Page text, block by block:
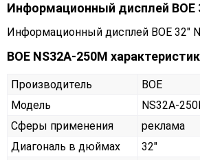
Информационный дисплей BOE
Информационный дисплей BOE 32"
BOE NS32A-250M
Производитель
BOE
Модель
NS32A-
Сферы применения
реклама
Диагональ в дюймах
32"